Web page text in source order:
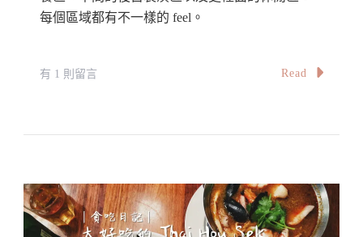
每個區域都有不一樣的 feel。
在
浪
漫
有 1 則留言 Read